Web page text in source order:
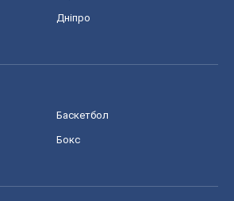
Дніпро
Баскетбол
Бокс